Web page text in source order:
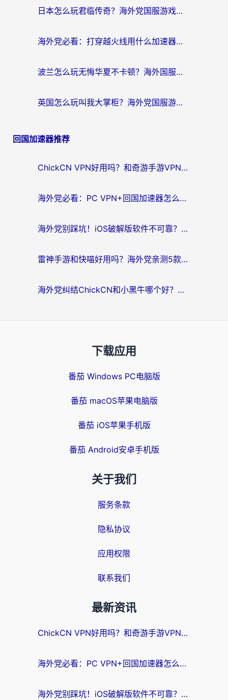
日本怎么玩君临传奇？海外党国服游戏加速避坑指南（附菲律宾欧洲玩家实测）
海外党必看：打穿越火线用什么加速器？解决延迟卡顿，还能玩奇妙拼图世界和第五人格
波兰怎么玩无悔华夏不卡顿？海外国服游戏加速器终极指南（附征途2萤火突击解决方案）
英国怎么玩叫我大掌柜？海外党国服游戏加速避坑指南（附实测推荐）
回国加速器推荐
ChickCN VPN好用吗？和奇游手游VPN对比哪个回国效果更好？海外党亲测实用指南
海外党必看：PC VPN+回国加速器怎么选？无缝访问国内资源全攻略
海外党别踩坑！iOS破解版软件不可靠？教你选对回国加速器无缝看国内资源
雷神手游和快喵好用吗？海外党亲测5款回国加速器，附斧牛Bling对比+微信视频号解决办法
海外党纠结ChickCN和小黑牛哪个好？一篇帮你选对回国加速器的实用指南
下载应用
番茄 Windows PC电脑版
番茄 macOS苹果电脑版
番茄 iOS苹果手机版
番茄 Android安卓手机版
关于我们
服务条款
隐私协议
应用权限
联系我们
最新资讯
ChickCN VPN好用吗？和奇游手游VPN对比哪个回国效果更好？海外党亲测实用指南
海外党必看：PC VPN+回国加速器怎么选？无缝访问国内资源全攻略
海外党别踩坑！iOS破解版软件不可靠？教你选对回国加速器无缝看国内资源